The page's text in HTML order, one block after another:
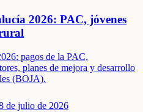
2026: PAC, jóvenes
pagos de la PAC,
planes de mejora y desarrollo
(BOJA).
de julio de 2026